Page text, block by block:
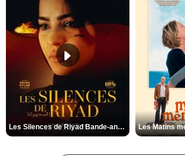
Les Silences de Riyad Bande-annonce VO STFR